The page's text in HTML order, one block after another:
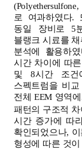
로 여과하였다.
동일 장비로 5
블랭크 시료를
분석에 활용하
시간 차이에 따
및 8시간 조건
스펙트럼을 비
전체 EEM 영역
패턴의 구조적
시간 증가에 따
확인되었으나,
형성에 따른 것